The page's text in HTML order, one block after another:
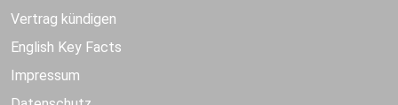
Vertrag kündigen
English Key Facts
Impressum